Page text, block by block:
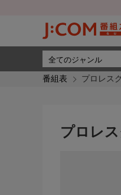
番組表 プロレス
プロレ